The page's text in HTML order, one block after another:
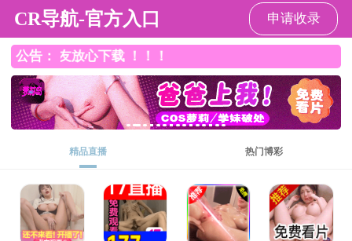
91色情
91色情 -> 教学管理 -> 硕士教学 -> 研究生课程设置 -> 正文